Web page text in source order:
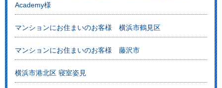
Academy様
マンションにお住まいのお客様 横浜市鶴見区
マンションにお住まいのお客様 藤沢市
横浜市港北区 寝室姿見